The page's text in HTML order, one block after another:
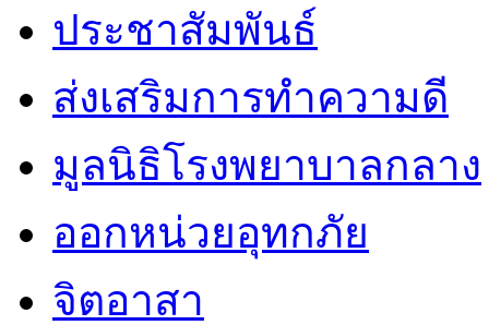
ประชาสัมพันธ์
ส่งเสริมการทำความดี
มูลนิธิโรงพยาบาลกลาง
ออกหน่วยอุทกภัย
จิตอาสา